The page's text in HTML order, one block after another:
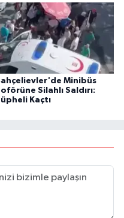
Minibüs
Silahlı Saldırı:
Kaçtı